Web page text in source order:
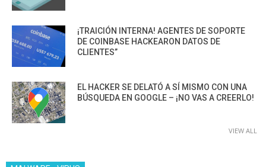
¡TRAICIÓN INTERNA! AGENTES DE SOPORTE
DE COINBASE HACKEARON DATOS DE
CLIENTES”
EL HACKER SE DELATÓ A SÍ MISMO CON UNA
BÚSQUEDA EN GOOGLE – ¡NO VAS A CREERLO!
VIEW ALL